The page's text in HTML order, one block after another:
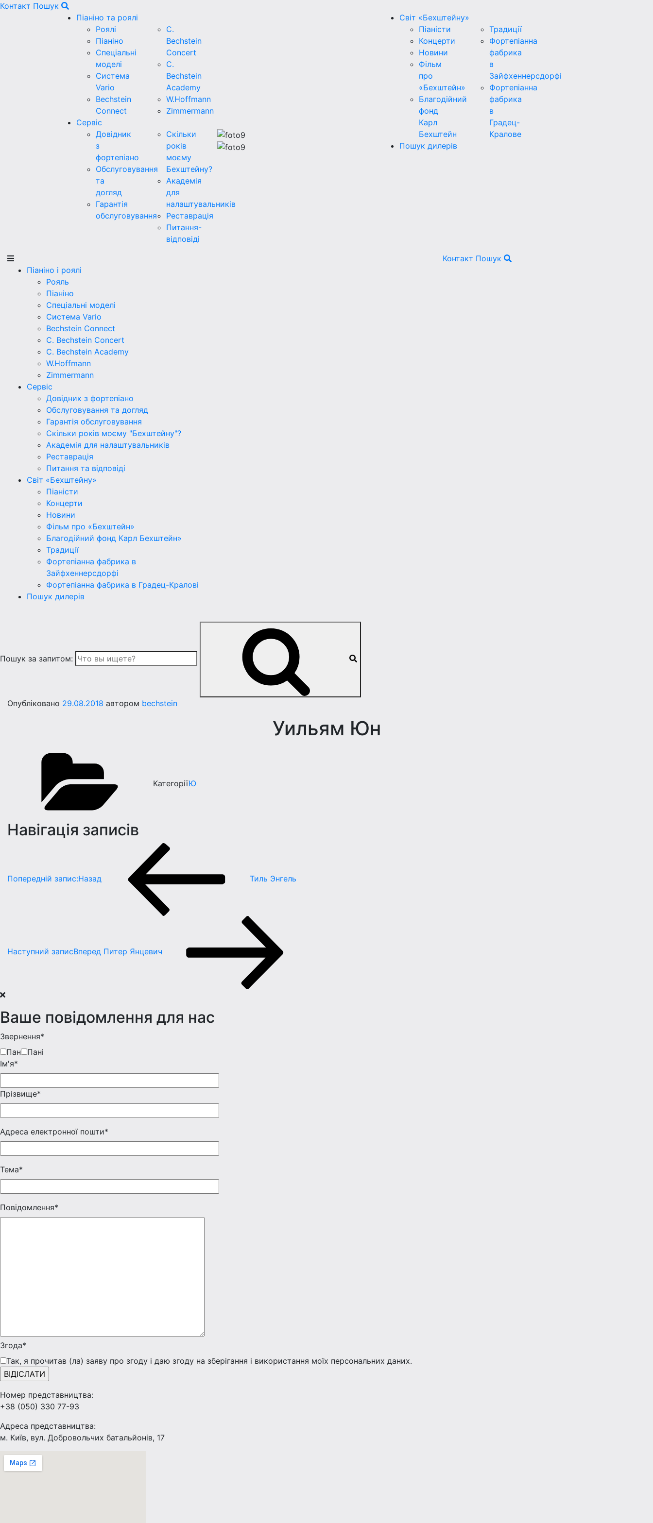
Контакт Пошук
Піаніно та роялі
Роялі
Піаніно
Спеціальні
моделі
Система
Vario
Bechstein
Connect
C.
Bechstein
Concert
C.
Bechstein
Academy
W.Hoffmann
Zimmermann
Сервіс
Довідник
з
фортепіано
Обслуговування
та
догляд
Гарантія
обслуговування
Скільки
років
моєму
Бехштейну?
Академія
для
налаштувальників
Реставрація
Питання-
відповіді
Світ «Бехштейну»
Піаністи
Концерти
Новини
Фільм
про
«Бехштейн»
Благодійний
фонд
Карл
Бехштейн
Традиції
Фортепіанна
фабрика
в
Зайфхеннерсдорфi
Фортепіанна
фабрика
в
Градец-
Кралове
Пошук дилерів
Піаніно і роялі
Рояль
Піаніно
Спеціальні моделі
Система Vario
Bechstein Connect
C. Bechstein Concert
C. Bechstein Academy
W.Hoffmann
Zimmermann
Сервіс
Довідник з фортепіано
Обслуговування та догляд
Гарантія обслуговування
Скільки років моєму "Бехштейну"?
Академія для налаштувальників
Реставрація
Питання та відповіді
Світ «Бехштейну»
Піаністи
Концерти
Новини
Фільм про «Бехштейн»
Благодійний фонд Карл Бехштейн»
Традиції
Фортепіанна фабрика в
Зайфхеннерсдорфi
Фортепіанна фабрика в Градец-Краловi
Пошук дилерів
Контакт Пошук
Пошук за запитом:
Опубліковано 29.08.2018 автором bechstein
Уильям Юн
КатегоріїЮ
Навігація записів
Попередній запис:Назад Тиль Энгель
Наступний записВперед Питер Янцевич
Ваше повідомлення для нас
Звернення*
Пан
Пані
Iм'я*
Прізвище*
Адреса електронної пошти*
Тема*
Повідомлення*
Згода*
Так, я прочитав (ла) заяву про згоду і даю згоду на зберігання і використання моїх персональних даних.
Номер представництва:
+38 (050) 330 77-93
Адреса представництва:
м. Київ, вул. Добровольчих батальйонів, 17